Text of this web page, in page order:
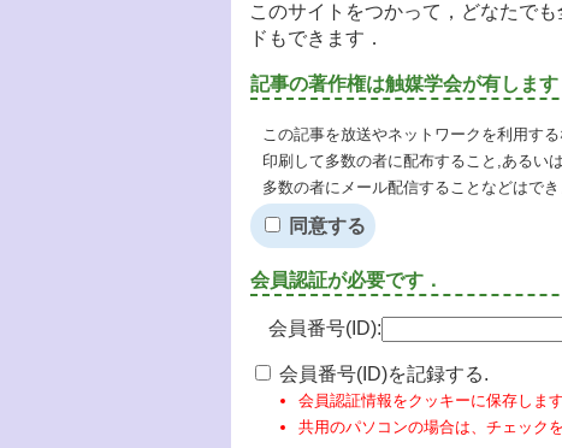
このサイトをつかって，どなたで
ドもできます．
記事の著作権は触媒学会が有します
この記事を放送やネットワークを利用す
印刷して多数の者に配布すること,あるいは
多数の者にメール配信することなどはでき
同意する
会員認証が必要です．
会員番号(ID):
会員番号(ID)を記録する.
会員認証情報をクッキーに保存しま
共用のパソコンの場合は、チェック